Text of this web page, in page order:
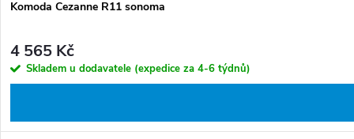
Komoda Cezanne R11 sonoma
4 565 Kč
Skladem u dodavatele (expedice za 4-6 týdnů)